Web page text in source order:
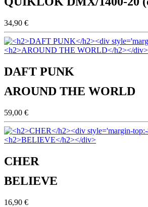
34,90 €
DAFT PUNK
AROUND THE WORLD
59,00 €
CHER
BELIEVE
16,90 €